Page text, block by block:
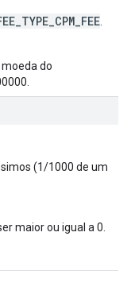
do
(1/1000 de um
ser maior ou igual a 0.